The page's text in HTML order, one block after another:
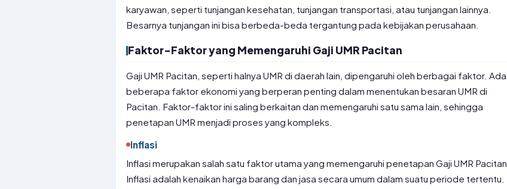
karyawan, seperti tunjangan kesehatan, tunjangan transportasi, atau tunjangan lainnya.
Besarnya tunjangan ini bisa berbeda-beda tergantung pada kebijakan perusahaan.
Faktor-Faktor yang Memengaruhi Gaji UMR Pacitan
Gaji UMR Pacitan, seperti halnya UMR di daerah lain, dipengaruhi oleh berbagai faktor. Ada
beberapa faktor ekonomi yang berperan penting dalam menentukan besaran UMR di
Pacitan. Faktor-faktor ini saling berkaitan dan memengaruhi satu sama lain, sehingga
penetapan UMR menjadi proses yang kompleks.
Inflasi
Inflasi merupakan salah satu faktor utama yang memengaruhi penetapan Gaji UMR Pacitan.
Inflasi adalah kenaikan harga barang dan jasa secara umum dalam suatu periode tertentu.